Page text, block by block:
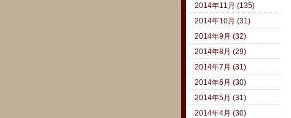
2014年11月 (135)
2014年10月 (31)
2014年9月 (32)
2014年8月 (29)
2014年7月 (31)
2014年6月 (30)
2014年5月 (31)
2014年4月 (30)